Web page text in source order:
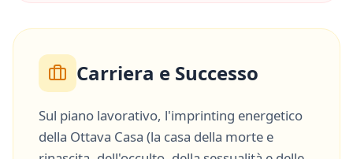
Carriera e Successo
Sul piano lavorativo, l'imprinting energetico
della Ottava Casa (la casa della morte e